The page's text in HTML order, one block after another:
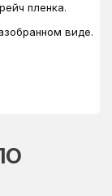
пленка.
виде.